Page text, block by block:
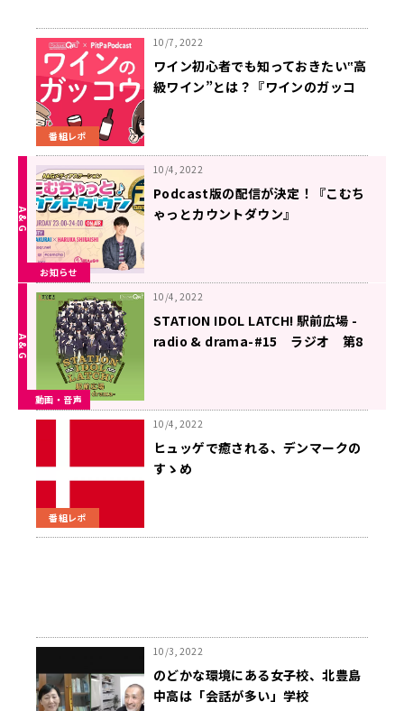
番組レポ
10/7, 2022
ワイン初心者でも知っておきたい‟高
級ワイン”とは？『ワインのガッコ
お知らせ
10/4, 2022
Podcast版の配信が決定！『こむち
ゃっとカウントダウン』
動画・音声
10/4, 2022
STATION IDOL LATCH! 駅前広場 -
radio & drama-#15 ラジオ 第8
番組レポ
10/4, 2022
ヒュッゲで癒される、デンマークの
すゝめ
10/3, 2022
のどかな環境にある女子校、北豊島
中高は「会話が多い」学校